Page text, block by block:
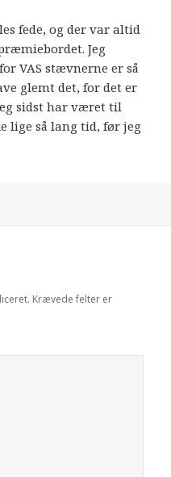
fede, og der var altid
Jeg
VAS stævnerne er så
glemt det, for det er
sidst har været til
lige så lang tid, før jeg
Krævede felter er